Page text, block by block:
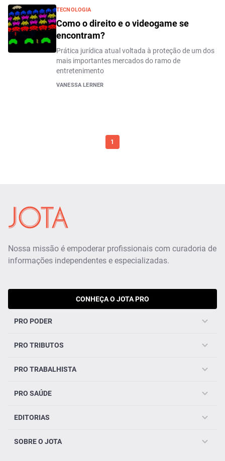
TECNOLOGIA
Como o direito e o videogame se
encontram?
Prática jurídica atual voltada à proteção de um dos
mais importantes mercados do ramo de
entretenimento
VANESSA LERNER
1
Nossa missão é empoderar profissionais com curadoria de
informações independentes e especializadas.
CONHEÇA O JOTA PRO
PRO PODER
PRO TRIBUTOS
PRO TRABALHISTA
PRO SAÚDE
EDITORIAS
SOBRE O JOTA